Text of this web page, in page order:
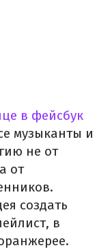
в фейсбук
музыканты и
не от
от
создать
в